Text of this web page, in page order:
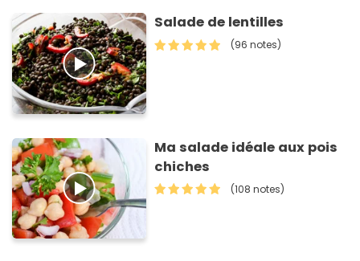
Salade de lentilles
(96 notes)
Ma salade idéale aux pois
chiches
(108 notes)